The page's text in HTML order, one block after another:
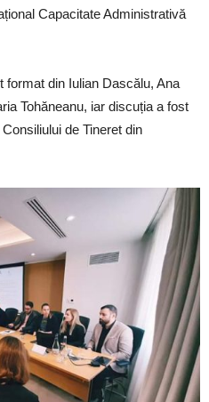
Capacitate Administrativă
format din Iulian Dascălu, Ana
Tohăneanu, iar discuția a fost
de Tineret din